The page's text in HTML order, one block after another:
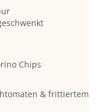
Chips
& frittiertem